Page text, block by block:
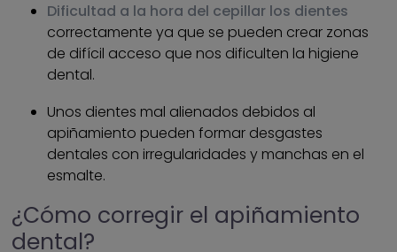
Dificultad a la hora del cepillar los dientes
correctamente ya que se pueden crear zonas
de difícil acceso que nos dificulten la higiene
dental.
Unos dientes mal alienados debidos al
apiñamiento pueden formar desgastes
dentales con irregularidades y manchas en el
esmalte.
¿Cómo corregir el apiñamiento
dental?